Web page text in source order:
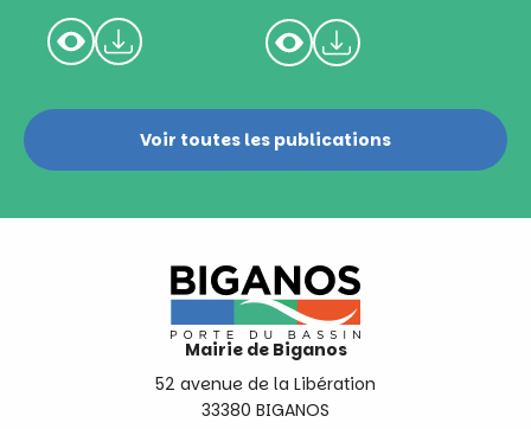
Voir toutes les publications
Mairie de Biganos
52 avenue de la Libération
33380 BIGANOS